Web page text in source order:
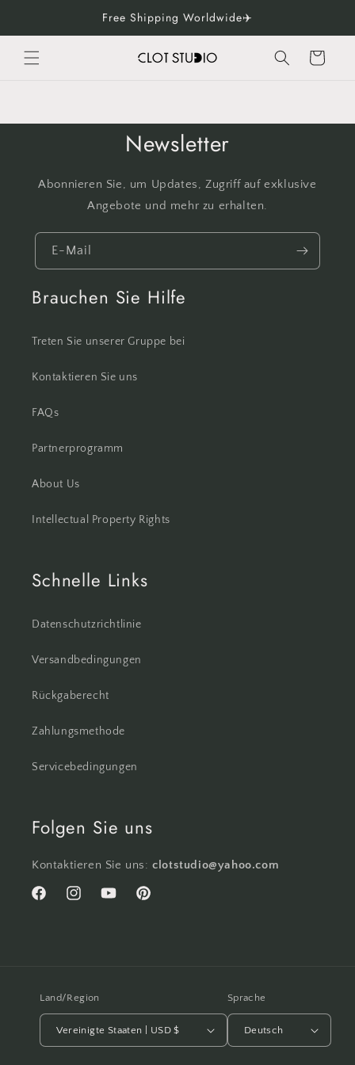
Free Shipping Worldwide✈️
Warenkorb
Newsletter
Abonnieren Sie, um Updates, Zugriff auf exklusive
Angebote und mehr zu erhalten.
E-Mail
Brauchen Sie Hilfe
Treten Sie unserer Gruppe bei
Kontaktieren Sie uns
FAQs
Partnerprogramm
About Us
Intellectual Property Rights
Schnelle Links
Datenschutzrichtlinie
Versandbedingungen
Rückgaberecht
Zahlungsmethode
Servicebedingungen
Folgen Sie uns
Kontaktieren Sie uns:clotstudio@yahoo.com
FacebookInstagramYouTubePinterest
Land/Region
Vereinigte Staaten | USD $
Sprache
Deutsch